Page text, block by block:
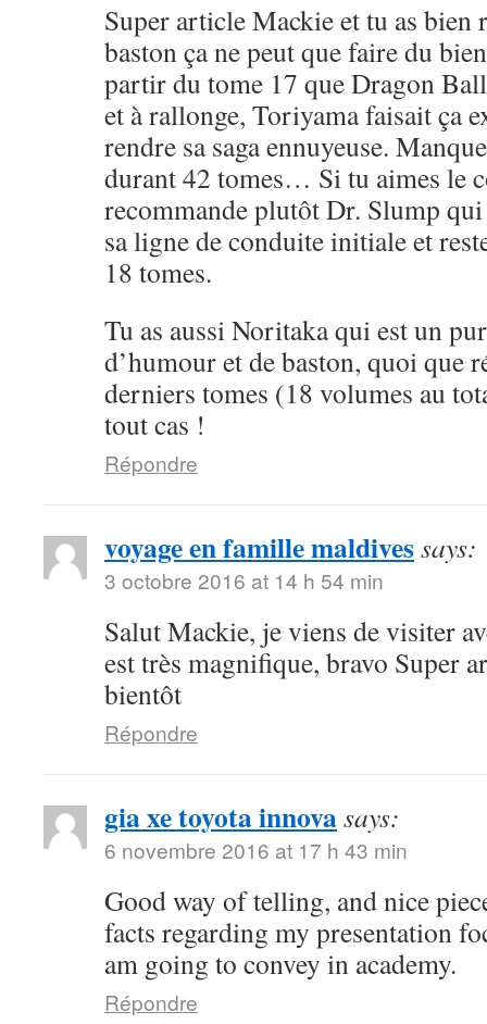
Super article Mackie et tu as bien
baston ça ne peut que faire du
partir du tome 17 que Dragon
et à rallonge, Toriyama faisait ça
rendre sa saga ennuyeuse.
durant 42 tomes… Si tu aimes le
recommande plutôt Dr. Slump qui
sa ligne de conduite initiale et
18 tomes.
Tu as aussi Noritaka qui est un
d’humour et de baston, quoi que
derniers tomes (18 volumes au
tout cas !
Répondre
voyage en famille maldivessays:
3 octobre 2016 at 14 h 54 min
Salut Mackie, je viens de visiter
est très magnifique, bravo Super
bientôt
Répondre
gia xe toyota innovasays:
6 novembre 2016 at 17 h 43 min
Good way of telling, and nice
facts regarding my presentation
am going to convey in academy.
Répondre